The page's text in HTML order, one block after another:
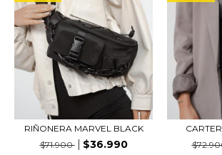
RIÑONERA MARVEL BLACK
$71.900
$36.990